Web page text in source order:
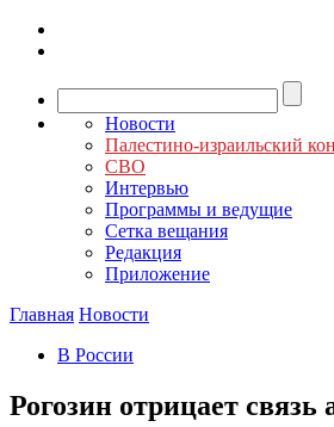
Новости
Палестино-израильский
СВО
Интервью
Программы и ведущие
Сетка вещания
Редакция
Приложение
Главная Новости
В России
Рогозин отрицает